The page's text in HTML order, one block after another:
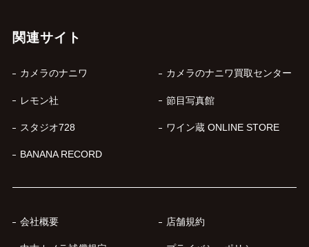
関連サイト
カメラのナニワ カメラのナニワ買取センター
レモン社 節目写真館
スタジオ728 ワイン蔵 ONLINE STORE
BANANA RECORD
会社概要 店舗規約